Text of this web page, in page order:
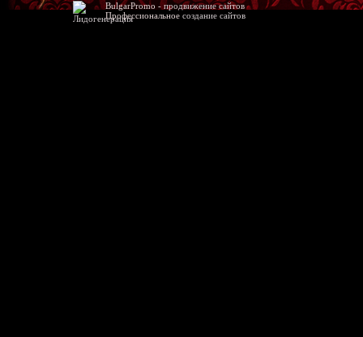
BulgarPromo - продвижение сайтов
Профессиональное создание сайтов